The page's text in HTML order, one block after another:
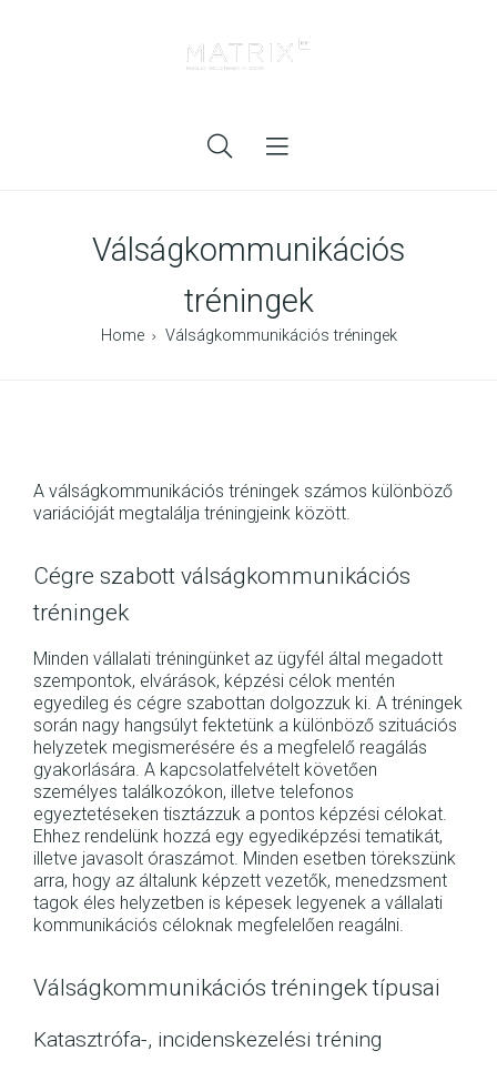
Válságkommunikációs
tréningek
Home Válságkommunikációs tréningek
A válságkommunikációs tréningek számos különböző
variációját megtalálja tréningjeink között.
Cégre szabott válságkommunikációs
tréningek
Minden vállalati tréningünket az ügyfél által megadott
szempontok, elvárások, képzési célok mentén
egyedileg és cégre szabottan dolgozzuk ki. A tréningek
során nagy hangsúlyt fektetünk a különböző szituációs
helyzetek megismerésére és a megfelelő reagálás
gyakorlására. A kapcsolatfelvételt követően
személyes találkozókon, illetve telefonos
egyeztetéseken tisztázzuk a pontos képzési célokat.
Ehhez rendelünk hozzá egy egyediképzési tematikát,
illetve javasolt óraszámot. Minden esetben törekszünk
arra, hogy az általunk képzett vezetők, menedzsment
tagok éles helyzetben is képesek legyenek a vállalati
kommunikációs céloknak megfelelően reagálni.
Válságkommunikációs tréningek típusai
Katasztrófa-, incidenskezelési tréning